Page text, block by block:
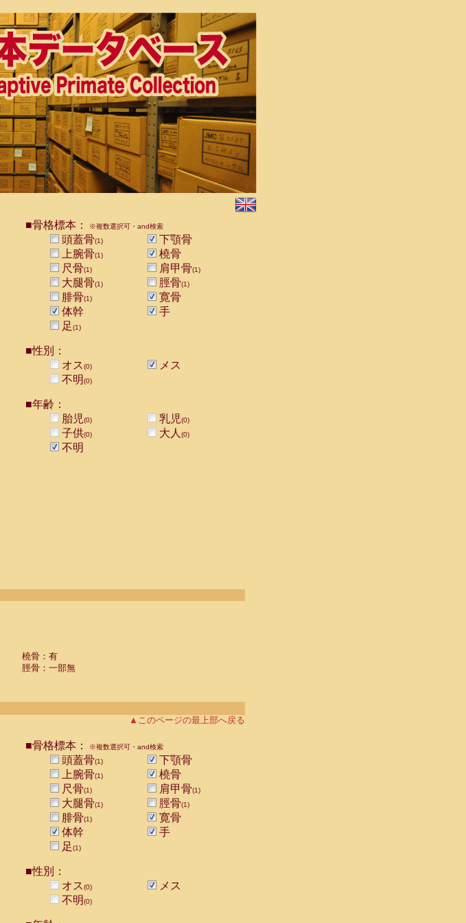
■骨格標本： ※複数選択可・and検索
頭蓋骨(1)
下顎骨
上腕骨(1)
橈骨
尺骨(1) 肩甲骨(1)
大腿骨(1) 脛骨(1)
腓骨(1)
寛骨
体幹
手
足(1)
■性別：
オス(0)
メス
不明(0)
■年齢：
胎児(0) 乳児(0)
子供(0) 大人 (0)
不明
橈骨：有
脛骨：一部無
▲このページの最上部へ戻る
■骨格標本： ※複数選択可・and検索
頭蓋骨(1)
下顎骨
上腕骨(1)
橈骨
尺骨(1) 肩甲骨(1)
大腿骨(1) 脛骨(1)
腓骨(1)
寛骨
体幹
手
足(1)
■性別：
オス(0)
メス
不明(0)